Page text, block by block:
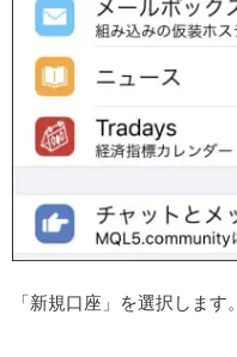
「新規口座」を選択します。